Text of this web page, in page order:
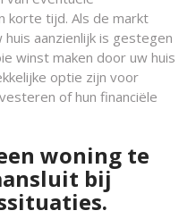
korte tijd. Als de markt
aanzienlijk is gestegen
winst maken door uw huis
optie zijn voor
of hun financiële
woning te
bij